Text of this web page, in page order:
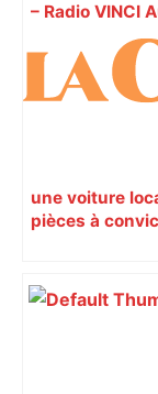
– Radio VINCI
une voiture
pièces à